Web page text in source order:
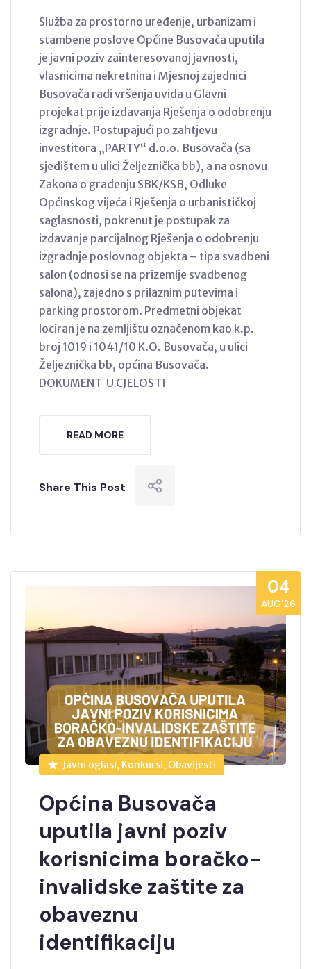
Služba za prostorno uređenje, urbanizam i
stambene poslove Općine Busovača uputila
je javni poziv zainteresovanoj javnosti,
vlasnicima nekretnina i Mjesnoj zajednici
Busovača radi vršenja uvida u Glavni
projekat prije izdavanja Rješenja o odobrenju
izgradnje. Postupajući po zahtjevu
investitora „PARTY“ d.o.o. Busovača (sa
sjedištem u ulici Željeznička bb), a na osnovu
Zakona o građenju SBK/KSB, Odluke
Općinskog vijeća i Rješenja o urbanističkoj
saglasnosti, pokrenut je postupak za
izdavanje parcijalnog Rješenja o odobrenju
izgradnje poslovnog objekta – tipa svadbeni
salon (odnosi se na prizemlje svadbenog
salona), zajedno s prilaznim putevima i
parking prostorom. Predmetni objekat
lociran je na zemljištu označenom kao k.p.
broj 1019 i 1041/10 K.O. Busovača, u ulici
Željeznička bb, općina Busovača.
DOKUMENT U CJELOSTI
READ MORE
Share This Post
04
AUG’26
Javni oglasi, Konkursi, Obavijesti
Općina Busovača
uputila javni poziv
korisnicima boračko-
invalidske zaštite za
obaveznu
identifikaciju